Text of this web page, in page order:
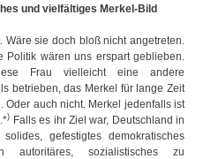
und vielfältiges Merkel-Bild
Wäre sie doch bloß nicht angetreten.
Politik wären uns erspart geblieben.
Frau vielleicht eine andere
betrieben, das Merkel für lange Zeit
Oder auch nicht. Merkel jedenfalls ist
) Falls es ihr Ziel war, Deutschland in
gefestigtes demokratisches
sozialistisches zu